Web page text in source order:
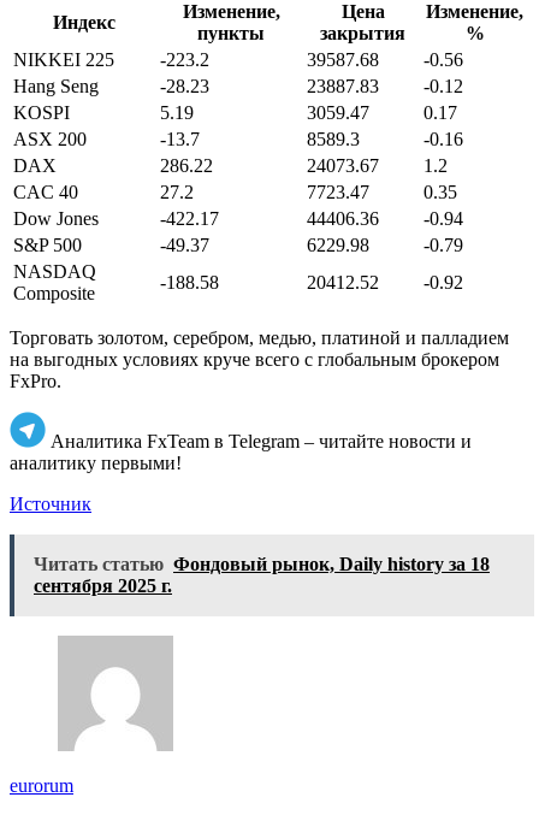
Индекс
Изменение,
пункты
Цена
закрытия
Изменение,
%
NIKKEI 225
-223.2 39587.68
-0.56
Hang Seng
-28.23 23887.83
-0.12
KOSPI
5.19 3059.47
0.17
ASX 200
-13.7 8589.3
-0.16
DAX
286.22 24073.67
1.2
CAC 40
27.2 7723.47
0.35
Dow Jones
-422.17 44406.36
-0.94
S&P 500
-49.37 6229.98
-0.79
NASDAQ
Composite
-188.58 20412.52 -0.92
Торговать золотом, серебром, медью, платиной и палладием
на выгодных условиях круче всего с глобальным брокером
FxPro.
Аналитика FxTeam в Telegram – читайте новости и
аналитику первыми!
Источник
Читать статью Фондовый рынок, Daily history за 18
сентября 2025 г.
eurorum